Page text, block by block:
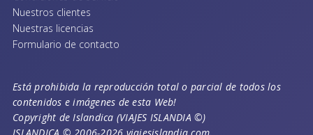
Nuestros clientes
Nuestras licencias
Formulario de contacto
Está prohibida la reproducción total o parcial de todos los
contenidos e imágenes de esta Web!
Copyright de Islandica (VIAJES ISLANDIA ©)
ISLANDICA © 2006-2026 viajesislandia.com.